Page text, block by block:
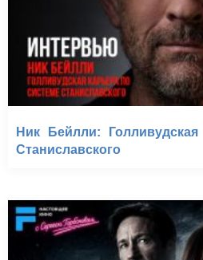
Ник Бейлли:
Станиславского